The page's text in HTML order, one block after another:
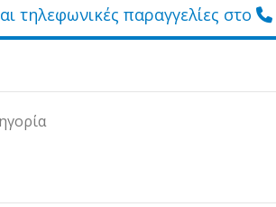
τηλεφωνικές παραγγελίες στο